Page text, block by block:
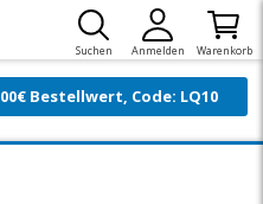
Suchen Anmelden Warenkorb
Bestellwert, Code: LQ10